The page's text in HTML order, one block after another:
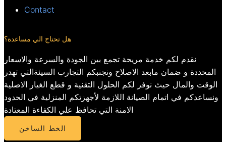
Contact
هل تحتاج الي مساعدة؟
نقدم لكم خدمة مريحة تجمع بين الجودة والسرعة والاسعار
المحددة و ضمان مابعد الاصلاح ونجنبكم التجارب السيئةالتي تهدر
الوقت والمال حيث نوفر لكم الحلول التقنية و قطع الغيار الاصلية
ونساعدكم في اتمام الصيانة اللازمة لأجهزتكم المنزلية في الحدود
الامنة التي تحافظ علي الكفاءة المعتادة
الخط الساخن